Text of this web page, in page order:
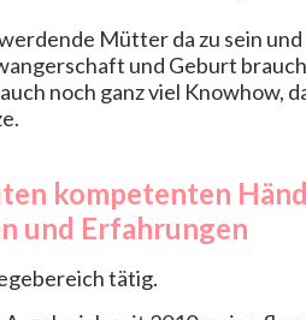
Mütter da zu sein
und Geburt
noch ganz viel Knowhow,
kompetenten
und Erfahrungen
tätig.